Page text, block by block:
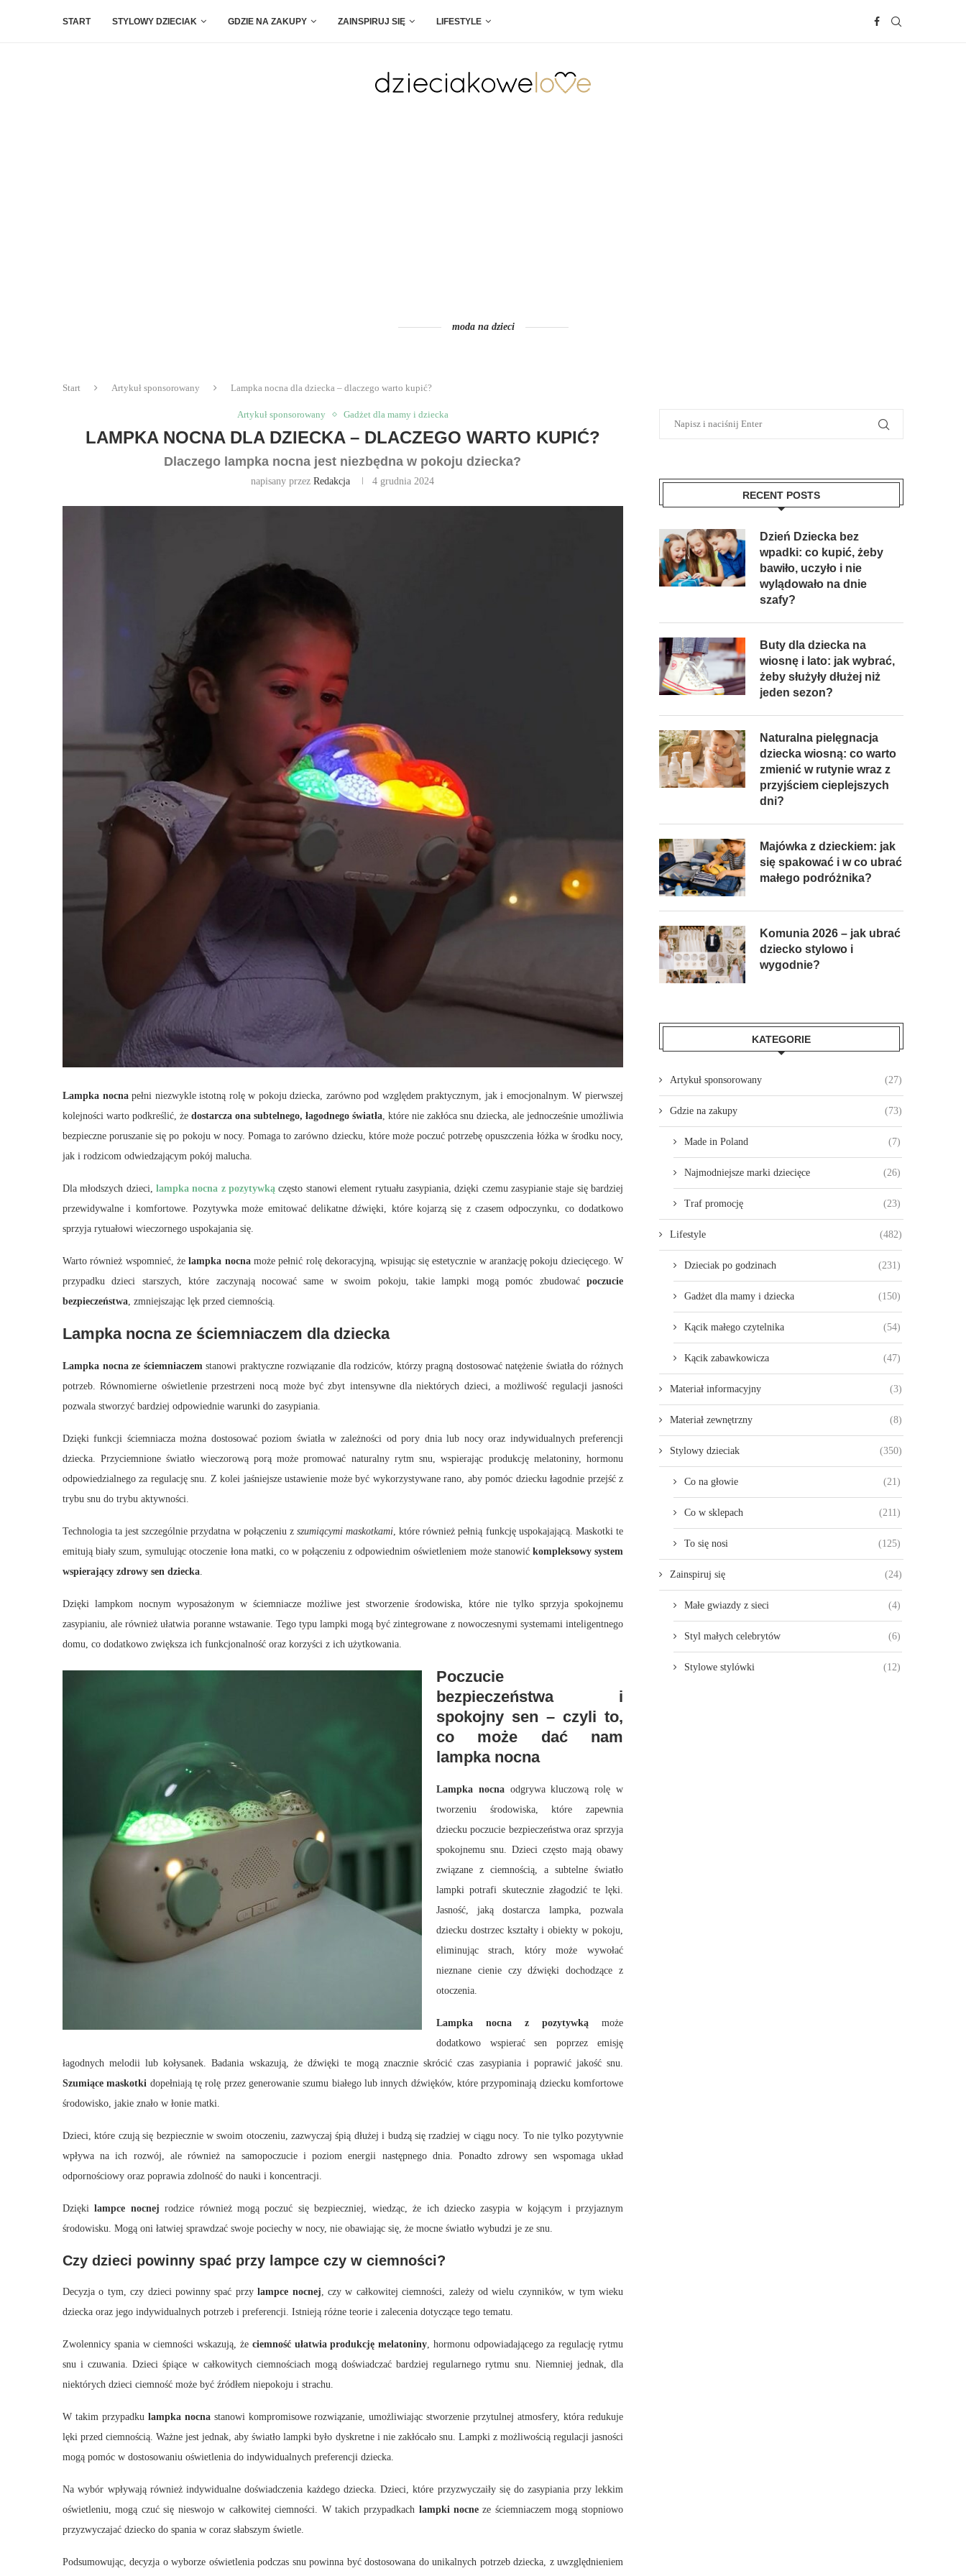
START STYLOWY DZIECIAK GDZIE NA ZAKUPY ZAINSPIRUJ SIĘ LIFESTYLE
moda na dzieci
Start Artykuł sponsorowany Lampka nocna dla dziecka – dlaczego warto kupić?
Artykuł sponsorowany Gadżet dla mamy i dziecka
LAMPKA NOCNA DLA DZIECKA – DLACZEGO WARTO KUPIĆ?
Dlaczego lampka nocna jest niezbędna w pokoju dziecka?
napisany przezRedakcja 4 grudnia 2024
Lampka nocnapełni niezwykle istotną rolę w pokoju dziecka, zarówno pod względem praktycznym, jak i emocjonalnym. W pierwszej
kolejności warto podkreślić, że dostarcza ona subtelnego, łagodnego światła , które nie zakłóca snu dziecka, ale jednocześnie umożliwia
bezpieczne poruszanie się po pokoju w nocy. Pomaga to zarówno dziecku, które może poczuć potrzebę opuszczenia łóżka w środku nocy,
jak i rodzicom odwiedzającym pokój malucha.
Dla młodszych dzieci,lampka nocna z pozytywką często stanowi element rytuału zasypiania, dzięki czemu zasypianie staje się bardziej
przewidywalne i komfortowe. Pozytywka może emitować delikatne dźwięki, które kojarzą się z czasem odpoczynku, co dodatkowo
sprzyja rytuałowi wieczornego uspokajania się.
Warto również wspomnieć, żelampka nocnamoże pełnić rolę dekoracyjną, wpisując się estetycznie w aranżację pokoju dziecięcego. W
przypadku dzieci starszych, które zaczynają nocować same w swoim pokoju, takie lampki mogą pomóc zbudować poczucie
bezpieczeństwa , zmniejszając lęk przed ciemnością.
Lampka nocna ze ściemniaczem dla dziecka
Lampka nocna ze ściemniaczem stanowi praktyczne rozwiązanie dla rodziców, którzy pragną dostosować natężenie światła do różnych
potrzeb. Równomierne oświetlenie przestrzeni nocą może być zbyt intensywne dla niektórych dzieci, a możliwość regulacji jasności
pozwala stworzyć bardziej odpowiednie warunki do zasypiania.
Dzięki funkcji ściemniacza można dostosować poziom światła w zależności od pory dnia lub nocy oraz indywidualnych preferencji
dziecka. Przyciemnione światło wieczorową porą może promować naturalny rytm snu, wspierając produkcję melatoniny, hormonu
odpowiedzialnego za regulację snu. Z kolei jaśniejsze ustawienie może być wykorzystywane rano, aby pomóc dziecku łagodnie przejść z
trybu snu do trybu aktywności.
Technologia ta jest szczególnie przydatna w połączeniu z szumiącymi maskotkami , które również pełnią funkcję uspokajającą. Maskotki te
emitują biały szum, symulując otoczenie łona matki, co w połączeniu z odpowiednim oświetleniem może stanowić kompleksowy system
wspierający zdrowy sen dziecka
Dzięki lampkom nocnym wyposażonym w ściemniacze możliwe jest stworzenie środowiska, które nie tylko sprzyja spokojnemu
zasypianiu, ale również ułatwia poranne wstawanie. Tego typu lampki mogą być zintegrowane z nowoczesnymi systemami inteligentnego
domu, co dodatkowo zwiększa ich funkcjonalność oraz korzyści z ich użytkowania.
Poczucie
bezpieczeństwa i
spokojny sen – czyli to,
co może dać nam
lampka nocna
Lampka nocnaodgrywa kluczową rolę w
tworzeniu środowiska, które zapewnia
dziecku poczucie bezpieczeństwa oraz sprzyja
spokojnemu snu. Dzieci często mają obawy
związane z ciemnością, a subtelne światło
lampki potrafi skutecznie złagodzić te lęki.
Jasność, jaką dostarcza lampka, pozwala
dziecku dostrzec kształty i obiekty w pokoju,
eliminując strach, który może wywołać
nieznane cienie czy dźwięki dochodzące z
otoczenia.
Lampka nocna z pozytywką może
dodatkowo wspierać sen poprzez emisję
łagodnych melodii lub kołysanek. Badania wskazują, że dźwięki te mogą znacznie skrócić czas zasypiania i poprawić jakość snu.
Szumiące maskotki dopełniają tę rolę przez generowanie szumu białego lub innych dźwięków, które przypominają dziecku komfortowe
środowisko, jakie znało w łonie matki.
Dzieci, które czują się bezpiecznie w swoim otoczeniu, zazwyczaj śpią dłużej i budzą się rzadziej w ciągu nocy. To nie tylko pozytywnie
wpływa na ich rozwój, ale również na samopoczucie i poziom energii następnego dnia. Ponadto zdrowy sen wspomaga układ
odpornościowy oraz poprawia zdolność do nauki i koncentracji.
Dziękilampce nocnej rodzice również mogą poczuć się bezpieczniej, wiedząc, że ich dziecko zasypia w kojącym i przyjaznym
środowisku. Mogą oni łatwiej sprawdzać swoje pociechy w nocy, nie obawiając się, że mocne światło wybudzi je ze snu.
Czy dzieci powinny spać przy lampce czy w ciemności?
Decyzja o tym, czy dzieci powinny spać przylampce nocnej , czy w całkowitej ciemności, zależy od wielu czynników, w tym wieku
dziecka oraz jego indywidualnych potrzeb i preferencji. Istnieją różne teorie i zalecenia dotyczące tego tematu.
Zwolennicy spania w ciemności wskazują, że ciemność ułatwia produkcję melatoniny , hormonu odpowiadającego za regulację rytmu
snu i czuwania. Dzieci śpiące w całkowitych ciemnościach mogą doświadczać bardziej regularnego rytmu snu. Niemniej jednak, dla
niektórych dzieci ciemność może być źródłem niepokoju i strachu.
W takim przypadku lampka nocnastanowi kompromisowe rozwiązanie, umożliwiając stworzenie przytulnej atmosfery, która redukuje
lęki przed ciemnością. Ważne jest jednak, aby światło lampki było dyskretne i nie zakłócało snu. Lampki z możliwością regulacji jasności
mogą pomóc w dostosowaniu oświetlenia do indywidualnych preferencji dziecka.
Na wybór wpływają również indywidualne doświadczenia każdego dziecka. Dzieci, które przyzwyczaiły się do zasypiania przy lekkim
oświetleniu, mogą czuć się nieswojo w całkowitej ciemności. W takich przypadkach lampki nocne ze ściemniaczem mogą stopniowo
przyzwyczajać dziecko do spania w coraz słabszym świetle.
Podsumowując, decyzja o wyborze oświetlenia podczas snu powinna być dostosowana do unikalnych potrzeb dziecka, z uwzględnieniem
RECENT POSTS
Dzień Dziecka bez
wpadki: co kupić, żeby
bawiło, uczyło i nie
wylądowało na dnie
szafy?
Buty dla dziecka na
wiosnę i lato: jak wybrać,
żeby służyły dłużej niż
jeden sezon?
Naturalna pielęgnacja
dziecka wiosną: co warto
zmienić w rutynie wraz z
przyjściem cieplejszych
dni?
Majówka z dzieckiem: jak
się spakować i w co ubrać
małego podróżnika?
Komunia 2026 – jak ubrać
dziecko stylowo i
wygodnie?
KATEGORIE
Artykuł sponsorowany (27)
Gdzie na zakupy (73)
Made in Poland (7)
Najmodniejsze marki dziecięce (26)
Traf promocję (23)
Lifestyle (482)
Dzieciak po godzinach (231)
Gadżet dla mamy i dziecka (150)
Kącik małego czytelnika (54)
Kącik zabawkowicza (47)
Materiał informacyjny (3)
Materiał zewnętrzny (8)
Stylowy dzieciak (350)
Co na głowie (21)
Co w sklepach (211)
To się nosi (125)
Zainspiruj się (24)
Małe gwiazdy z sieci (4)
Styl małych celebrytów (6)
Stylowe stylówki (12)